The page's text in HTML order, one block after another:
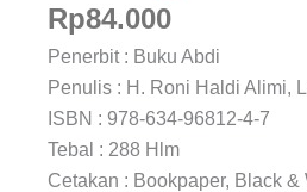
Rp84.000
Penerbit : Buku Abdi
Penulis : H. Roni Haldi Alimi,
ISBN : 978-634-96812-4-7
Tebal : 288 Hlm
Cetakan : Bookpaper, Black &